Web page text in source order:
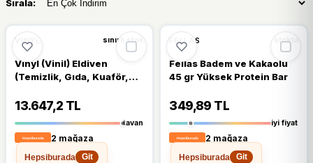
Sırala:
VINYL sınırlı stok
Vınyl (Vinil) Eldiven
(Temizlik, Gıda, Kuaför,
(Medium (Orta))
13.647,2 TL
tavan
2 mağaza
Hepsiburada
Git
FELLAS stokta
Fellas Badem ve Kakaolu
45 gr Yüksek Protein Bar
349,89 TL
iyi fiyat
2 mağaza
Hepsiburada
Git